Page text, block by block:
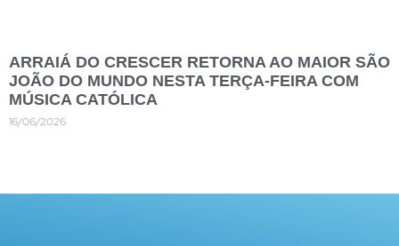
ARRAIÁ DO CRESCER RETORNA AO MAIOR SÃO
JOÃO DO MUNDO NESTA TERÇA-FEIRA COM
MÚSICA CATÓLICA
16/06/2026